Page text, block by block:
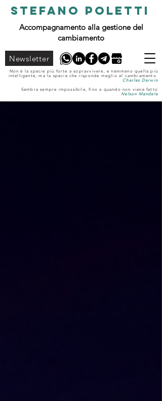
STEFANO POLETTI
Accompagnamento alla gestione del
cambiamento
Newsletter
Non è la specie più forte a sopravvivere, e nemmeno quella più
intelligente, ma la specie che risponde meglio al cambiamento.
Charles Darwin
Sembra sempre impossibile, fino a quando non viene fatto
Nelson Mandela